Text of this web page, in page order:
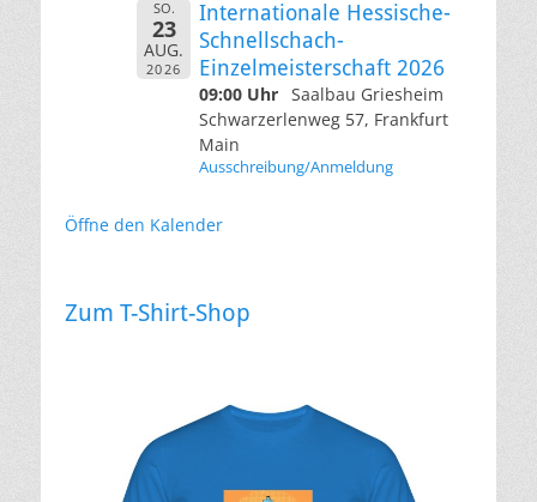
SO.
23
AUG.
2026
Internationale Hessische-
Schnellschach-
Einzelmeisterschaft 2026
09:00 Uhr Saalbau Griesheim
Schwarzerlenweg 57, Frankfurt
Main
Ausschreibung/Anmeldung
Öffne den Kalender
Zum T-Shirt-Shop